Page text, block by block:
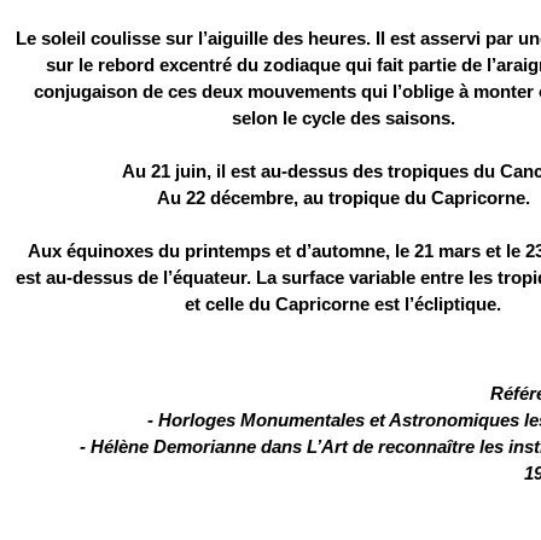
Le soleil coulisse sur l’aiguille des heures. Il est asservi par
sur le rebord excentré du zodiaque qui fait partie de
conjugaison de ces deux mouvements qui l’oblige à monter
selon le cycle des saisons.
Au 21 juin, il est au-dessus des tropiques du
Au 22 décembre, au tropique du Capricorne.
Aux équinoxes du printemps et d’automne, le 21 mars et le
est au-dessus de l’équateur. La surface variable entre les
et celle du Capricorne est l’écliptique.
- Horloges Monumentales et Astronomiques
- Hélène Demorianne dans L’Art de reconnaître les